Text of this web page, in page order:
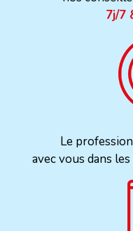
7j/7
Le
avec vous dans les